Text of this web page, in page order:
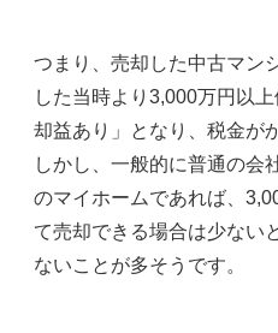
つまり、売却した中古マン
した当時より3,000万円以
却益あり」となり、税金が
しかし、一般的に普通の会
のマイホームであれば、
て売却できる場合は少ない
ないことが多そうです。